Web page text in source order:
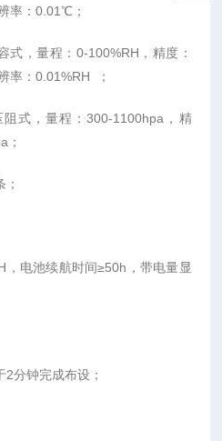
率：0.01℃；
式，量程：0-100%RH，精度：
率：0.01%RH ；
式，量程：300-1100hpa，精
；
电池续航时间≥50h，带电量显
分钟完成布设；